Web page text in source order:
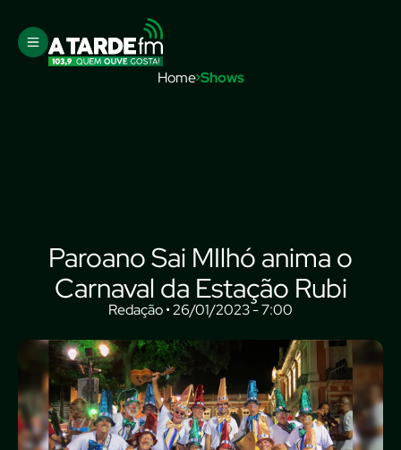
Home Shows
Paroano Sai MIlhó anima o
Carnaval da Estação Rubi
Redação • 26/01/2023 - 7:00